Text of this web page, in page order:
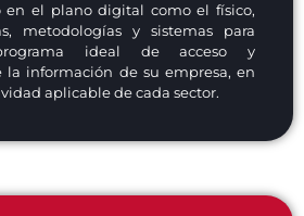
en el plano digital como el físico,
metodologías y sistemas para
ideal de acceso y
información de su empresa, en
aplicable de cada sector.